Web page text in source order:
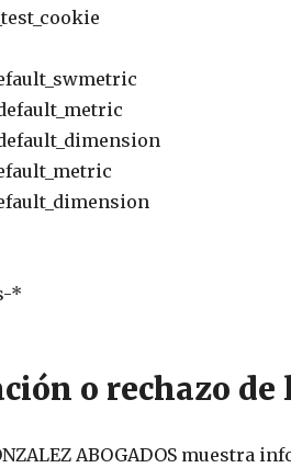
*
o rechazo
ABOGADOS muestra